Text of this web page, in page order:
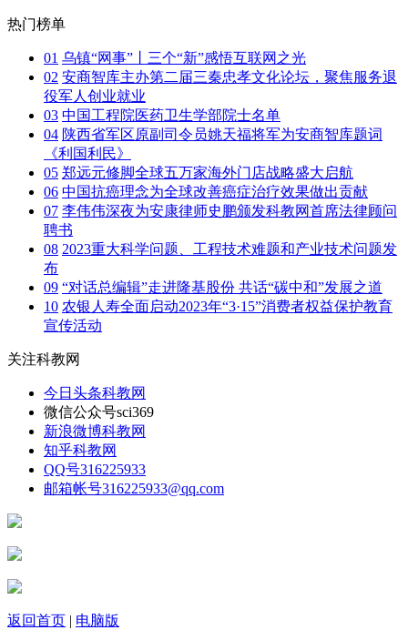
热门榜单
01 乌镇“网事”丨三个“新”感悟互联网之光
02 安商智库主办第二届三秦忠孝文化论坛，聚焦服务退
役军人创业就业
03 中国工程院医药卫生学部院士名单
04 陕西省军区原副司令员姚天福将军为安商智库题词
《利国利民》
05 郑远元修脚全球五万家海外门店战略盛大启航
06 中国抗癌理念为全球改善癌症治疗效果做出贡献
07 李伟伟深夜为安康律师史鹏颁发科教网首席法律顾问
聘书
08 2023重大科学问题、工程技术难题和产业技术问题发
布
09 “对话总编辑”走进隆基股份 共话“碳中和”发展之道
10 农银人寿全面启动2023年“3·15”消费者权益保护教育
宣传活动
关注科教网
今日头条科教网
微信公众号sci369
新浪微博科教网
知乎科教网
QQ号316225933
邮箱帐号316225933@qq.com
返回首页 | 电脑版